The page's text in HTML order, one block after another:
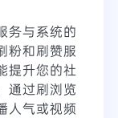
务与系统的
粉和刷赞服
提升您的社
通过刷浏览
人气或视频